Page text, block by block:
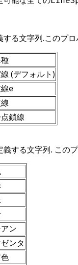
する文字列.このプ
(デフォルト)
e
鎖線
義する文字列. この
ン
ンタ